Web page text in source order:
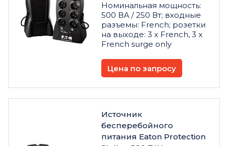
Номинальная мощность:
500 ВА / 250 Вт; входные
разъемы: French; розетки
на выходе: 3 х French, 3 х
French surge only
Цена по запросу
Источник
бесперебойного
питания Eaton Protection